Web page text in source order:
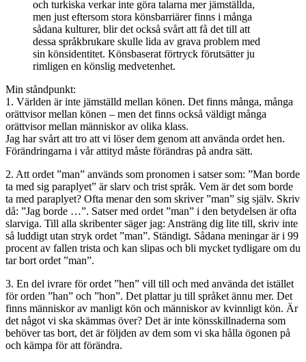
och turkiska verkar inte göra talarna mer jämställda,
men just eftersom stora könsbarriärer finns i många
sådana kulturer, blir det också svårt att få det till att
dessa språkbrukare skulle lida av grava problem med
sin könsidentitet. Könsbaserat förtryck förutsätter ju
rimligen en könslig medvetenhet.
Min ståndpunkt:
1. Världen är inte jämställd mellan könen. Det finns många, många
orättvisor mellan könen – men det finns också väldigt många
orättvisor mellan människor av olika klass.
Jag har svårt att tro att vi löser dem genom att använda ordet hen.
Förändringarna i vår attityd måste förändras på andra sätt.
2. Att ordet ”man” används som pronomen i satser som: ”Man borde
ta med sig paraplyet” är slarv och trist språk. Vem är det som borde
ta med paraplyet? Ofta menar den som skriver ”man” sig själv. Skriv
då: ”Jag borde …”. Satser med ordet ”man” i den betydelsen är ofta
slarviga. Till alla skribenter säger jag: Ansträng dig lite till, skriv inte
så luddigt utan stryk ordet ”man”. Ständigt. Sådana meningar är i 99
procent av fallen trista och kan slipas och bli mycket tydligare om du
tar bort ordet ”man”.
3. En del ivrare för ordet ”hen” vill till och med använda det istället
för orden ”han” och ”hon”. Det plattar ju till språket ännu mer. Det
finns människor av manligt kön och människor av kvinnligt kön. Är
det något vi ska skämmas över? Det är inte könsskillnaderna som
behöver tas bort, det är följden av dem som vi ska hålla ögonen på
och kämpa för att förändra.